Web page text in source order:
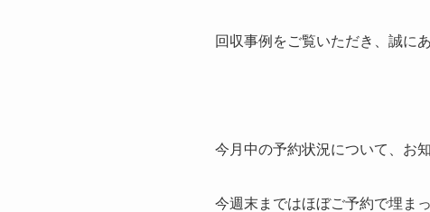
回収事例をご覧いただき、誠に
今月中の予約状況について、お
今週末まではほぼご予約で埋ま